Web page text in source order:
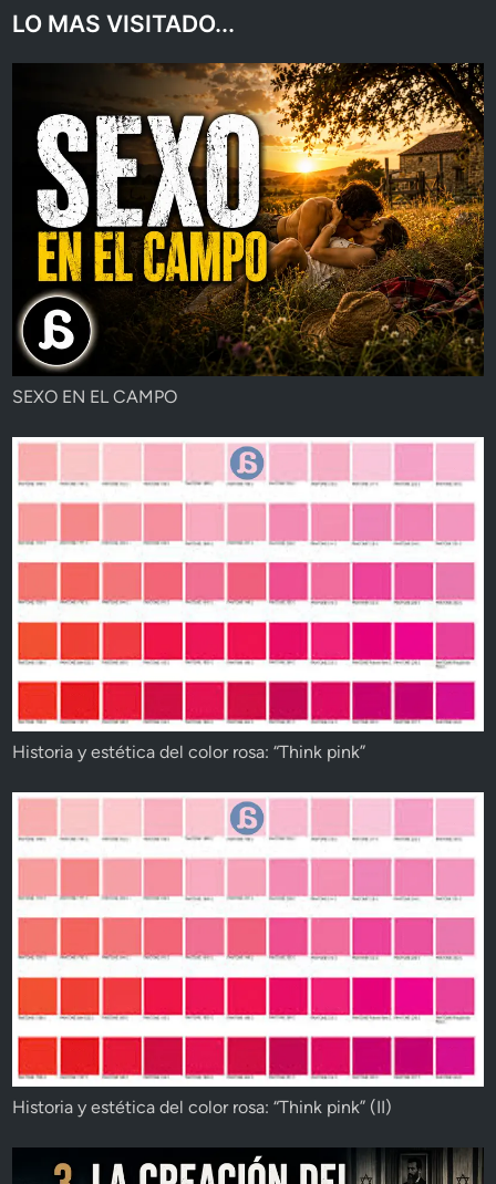
LO MAS VISITADO...
SEXO EN EL CAMPO
Historia y estética del color rosa: “Think pink”
Historia y estética del color rosa: “Think pink” (II)